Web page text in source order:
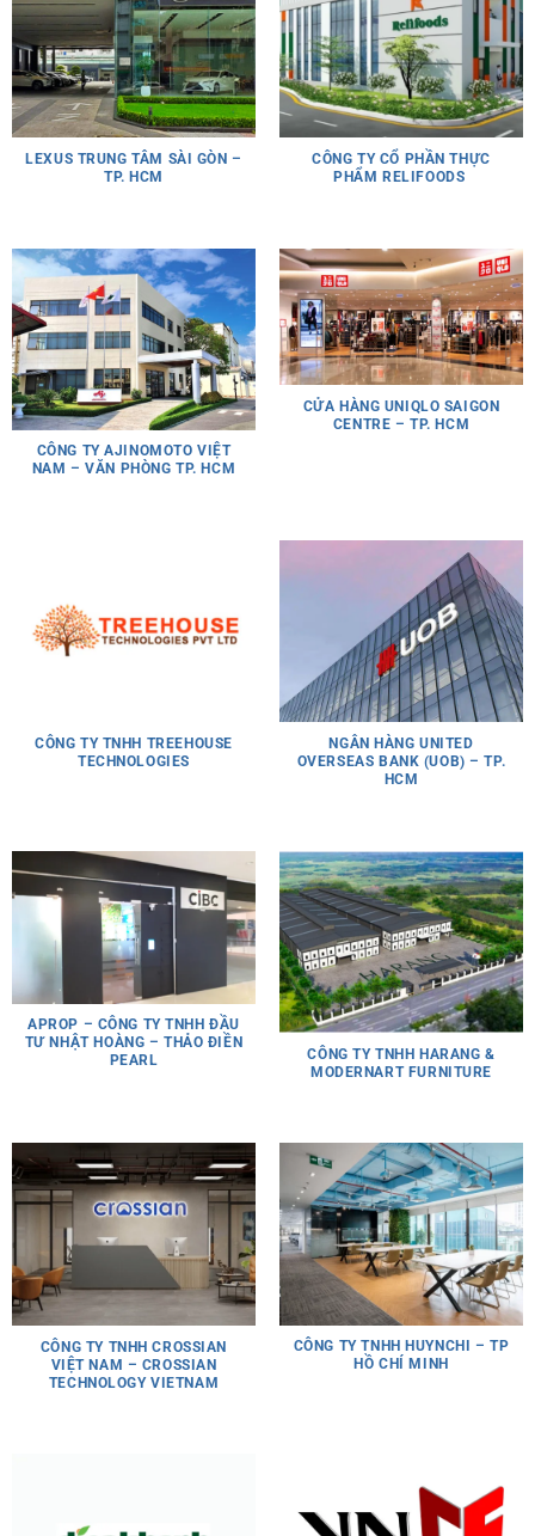
LEXUS TRUNG TÂM SÀI GÒN –
TP. HCM
CÔNG TY CỔ PHẦN THỰC
PHẨM RELIFOODS
CÔNG TY AJINOMOTO VIỆT
NAM – VĂN PHÒNG TP. HCM
CỬA HÀNG UNIQLO SAIGON
CENTRE – TP. HCM
CÔNG TY TNHH TREEHOUSE
TECHNOLOGIES
NGÂN HÀNG UNITED
OVERSEAS BANK (UOB) – TP.
HCM
APROP – CÔNG TY TNHH ĐẦU
TƯ NHẬT HOÀNG – THẢO ĐIỀN
PEARL
CÔNG TY TNHH HARANG &
MODERNART FURNITURE
CÔNG TY TNHH CROSSIAN
VIỆT NAM – CROSSIAN
TECHNOLOGY VIETNAM
CÔNG TY TNHH HUYNCHI – TP
HỒ CHÍ MINH